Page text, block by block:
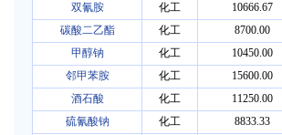
双氰胺
化工 10666.67
碳酸二乙酯
化工 8700.00
甲醇钠
化工 10450.00
邻甲苯胺
化工 15600.00
酒石酸
化工 11250.00
硫氰酸钠
化工 8833.33